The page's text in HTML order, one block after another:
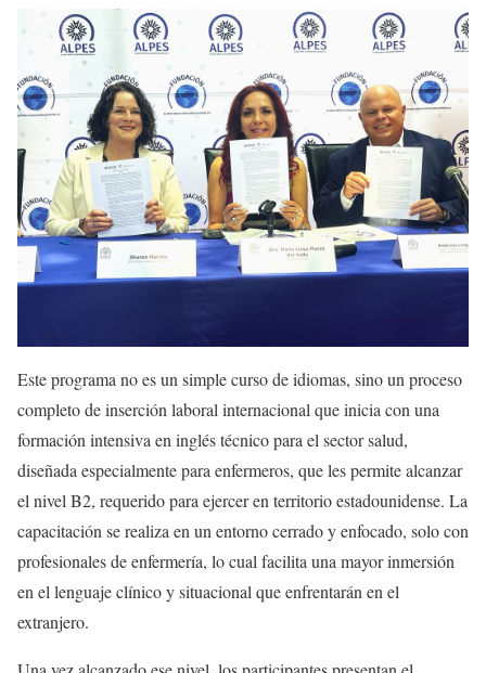
Este programa no es un simple curso de idiomas, sino un proceso
completo de inserción laboral internacional que inicia con una
formación intensiva en inglés técnico para el sector salud,
diseñada especialmente para enfermeros, que les permite alcanzar
el nivel B2, requerido para ejercer en territorio estadounidense. La
capacitación se realiza en un entorno cerrado y enfocado, solo con
profesionales de enfermería, lo cual facilita una mayor inmersión
en el lenguaje clínico y situacional que enfrentarán en el
extranjero.